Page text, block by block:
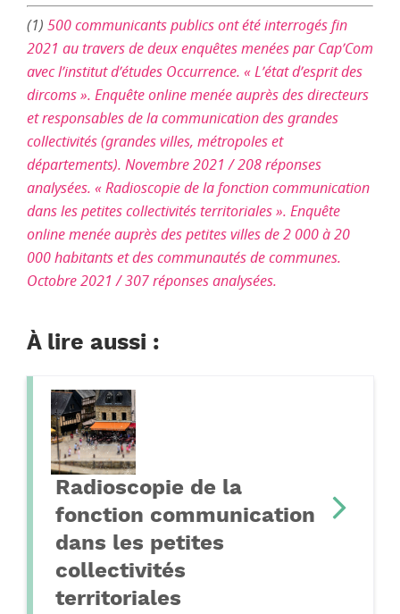
(1) 500 communicants publics ont été interrogés fin
2021 au travers de deux enquêtes menées par Cap’Com
avec l’institut d’études Occurrence. « L’état d’esprit des
dircoms ». Enquête online menée auprès des directeurs
et responsables de la communication des grandes
collectivités (grandes villes, métropoles et
départements). Novembre 2021 / 208 réponses
analysées. « Radioscopie de la fonction communication
dans les petites collectivités territoriales ». Enquête
online menée auprès des petites villes de 2 000 à 20
000 habitants et des communautés de communes.
Octobre 2021 / 307 réponses analysées.
À lire aussi :
Radioscopie de la
fonction communication
dans les petites
collectivités
territoriales